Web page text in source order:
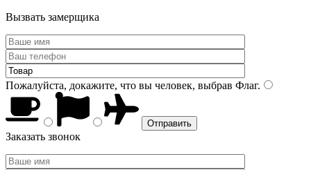
Вызвать замерщика
Пожалуйста, докажите, что вы человек, выбрав Флаг.
Заказать звонок